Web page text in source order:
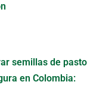
semillas de pasto
en Colombia: